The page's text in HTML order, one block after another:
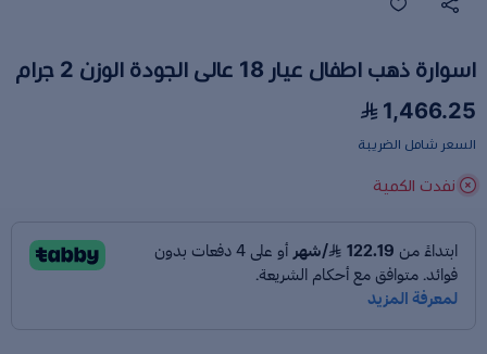
اسوارة ذهب اطفال عيار 18 عالى الجودة الوزن 2 جرام
1,466.25
السعر شامل الضريبة
نفدت الكمية